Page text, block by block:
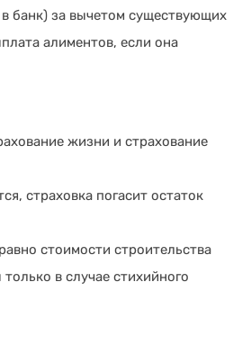
банк) за вычетом существующих
алиментов, если она
жизни и страхование
страховка погасит остаток
стоимости строительства
в случае стихийного